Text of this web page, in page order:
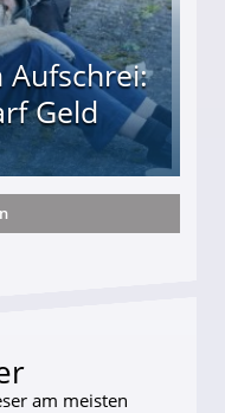
Geld
am meisten